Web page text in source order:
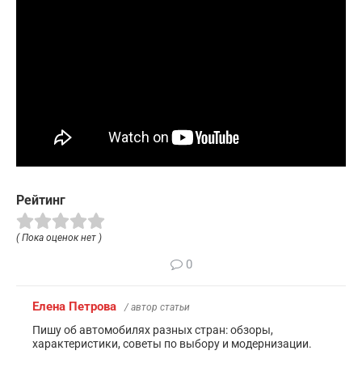
Рейтинг
( Пока оценок нет )
0
Елена Петрова / автор статьи
Пишу об автомобилях разных стран: обзоры,
характеристики, советы по выбору и модернизации.